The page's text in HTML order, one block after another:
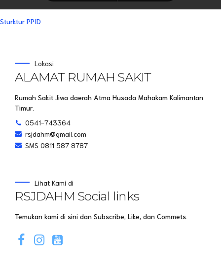
Sturktur PPID
Lokasi
ALAMAT RUMAH SAKIT
Rumah Sakit Jiwa daerah Atma Husada Mahakam Kalimantan
Timur.
0541-743364
rsjdahm@gmail.com
SMS 0811 587 8787
Lihat Kami di
RSJDAHM Social links
Temukan kami di sini dan Subscribe, Like, dan Commets.